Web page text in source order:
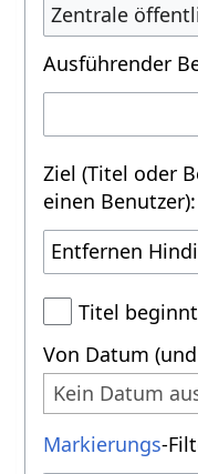
Zentrale
Ausführender
Ziel (Titel oder
einen Benutzer):
Titel
Von Datum
Kein Datum
Markierungs-